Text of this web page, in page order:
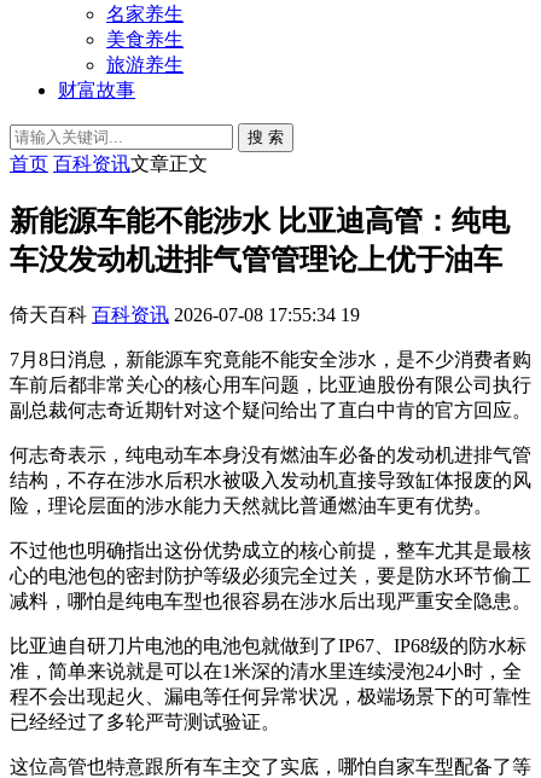
名家养生
美食养生
旅游养生
财富故事
搜 索
首页 百科资讯文章正文
新能源车能不能涉水 比亚迪高管：纯电
车没发动机进排气管管理论上优于油车
倚天百科 百科资讯 2026-07-08 17:55:34 19
7月8日消息，新能源车究竟能不能安全涉水，是不少消费者购
车前后都非常关心的核心用车问题，比亚迪股份有限公司执行
副总裁何志奇近期针对这个疑问给出了直白中肯的官方回应。
何志奇表示，纯电动车本身没有燃油车必备的发动机进排气管
结构，不存在涉水后积水被吸入发动机直接导致缸体报废的风
险，理论层面的涉水能力天然就比普通燃油车更有优势。
不过他也明确指出这份优势成立的核心前提，整车尤其是最核
心的电池包的密封防护等级必须完全过关，要是防水环节偷工
减料，哪怕是纯电车型也很容易在涉水后出现严重安全隐患。
比亚迪自研刀片电池的电池包就做到了IP67、IP68级的防水标
准，简单来说就是可以在1米深的清水里连续浸泡24小时，全
程不会出现起火、漏电等任何异常状况，极端场景下的可靠性
已经经过了多轮严苛测试验证。
这位高管也特意跟所有车主交了实底，哪怕自家车型配备了等